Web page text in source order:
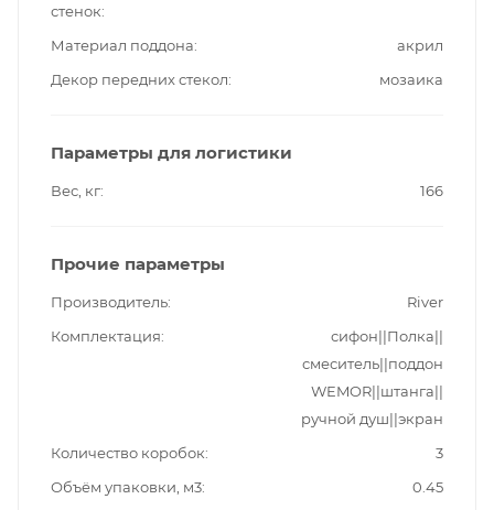
стенок
Материал поддона
акрил
Декор передних стекол
мозаика
Параметры для логистики
Вес, кг 166
Прочие параметры
Производитель
River
Комплектация
сифон||Полка||
смеситель||поддон
WEMOR||штанга||
ручной душ||экран
Количество коробок
3
Объём упаковки, м3
0.45